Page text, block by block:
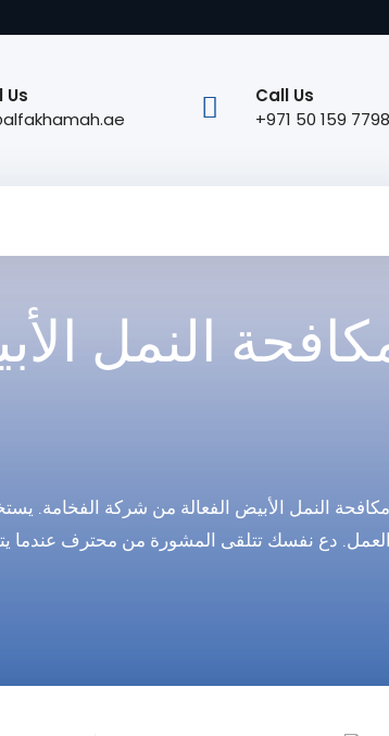
Call Us
7798 159 50 971+
Us
النمل
النمل الأبيض الفعالة من شركة الفخامة.
دع نفسك تتلقى المشورة من محترف عندما